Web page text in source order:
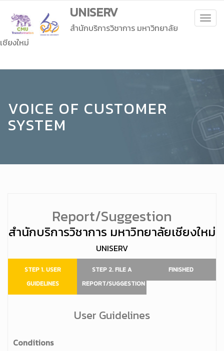
UNISERV
สำนักบริการวิชาการ มหาวิทยาลัย
เชียงใหม่
VOICE OF CUSTOMER
SYSTEM
Report/Suggestion
สำนักบริการวิชาการ มหาวิทยาลัยเชียงใหม่
UNISERV
STEP 1. USER
GUIDELINES
STEP 2. FILE A
REPORT/SUGGESTION
FINISHED
User Guidelines
Conditions